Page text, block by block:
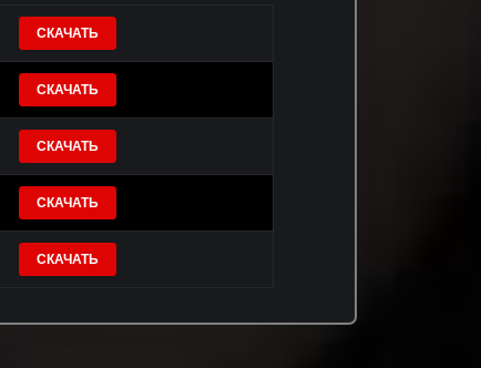
СКАЧАТЬ
СКАЧАТЬ
СКАЧАТЬ
СКАЧАТЬ
СКАЧАТЬ